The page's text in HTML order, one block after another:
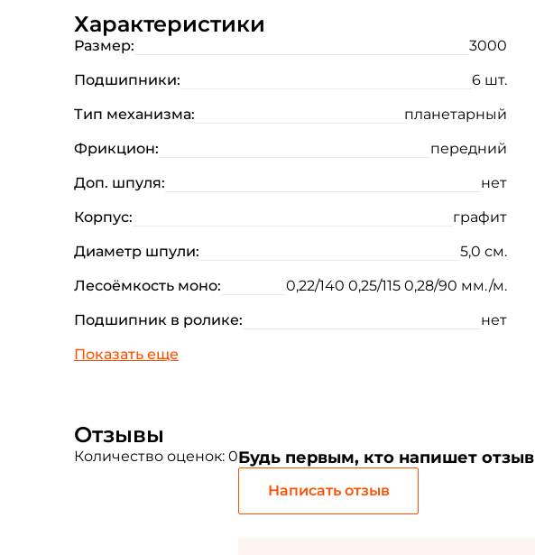
Характеристики
Размер: 3000
Подшипники:
6 шт.
Тип механизма:
планетарный
Фрикцион:
передний
Доп. шпуля:
нет
Корпус:
графит
Диаметр шпули:
5,0 см.
Лесоёмкость моно:
0,22/140 0,25/115 0,28/90 мм./м.
Подшипник в ролике:
нет
Отзывы
Количество оценок: 0Будь первым, кто напишет отзыв
Написать отзыв
ФИО: *